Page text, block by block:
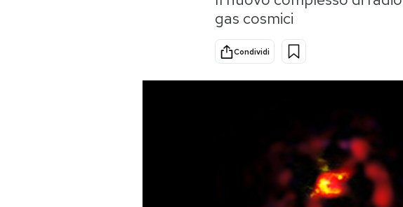
Consumismi
Storie/Idee
Ok Boomer!
Media
gas cosmici
Condividi